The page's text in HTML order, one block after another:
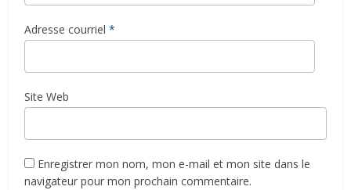
Adresse courriel *
Site Web
Enregistrer mon nom, mon e-mail et mon site dans le
navigateur pour mon prochain commentaire.